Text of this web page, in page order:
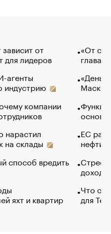
от
для лидеров
агенты
индустрию
компании
нарастил
на склады
способ вредить
яхт и квартир
«От
глава
Маск в
основ
ЕС
нефти
Что
для